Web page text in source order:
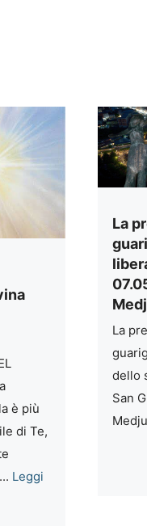
è più
di Te,
Leggi
La
La
dello
San